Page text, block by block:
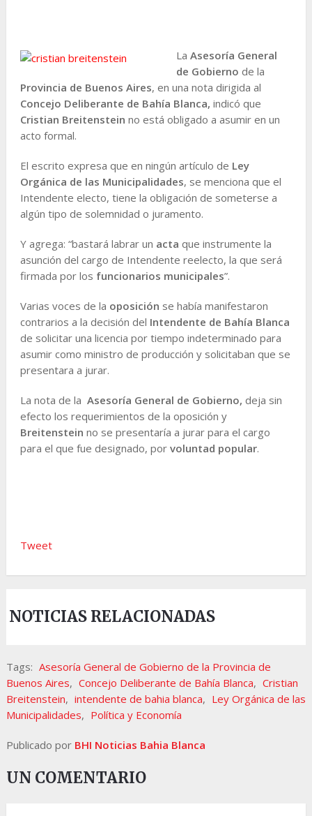
La Asesoría General
de Gobierno de la
Provincia de Buenos Aires, en una nota dirigida al
Concejo Deliberante de Bahía Blanca, indicó que
Cristian Breitenstein no está obligado a asumir en un
acto formal.
El escrito expresa que en ningún artículo de Ley
Orgánica de las Municipalidades, se menciona que el
Intendente electo, tiene la obligación de someterse a
algún tipo de solemnidad o juramento.
Y agrega: “bastará labrar un acta que instrumente la
asunción del cargo de Intendente reelecto, la que será
firmada por los funcionarios municipales”.
Varias voces de la oposición se había manifestaron
contrarios a la decisión del Intendente de Bahía Blanca
de solicitar una licencia por tiempo indeterminado para
asumir como ministro de producción y solicitaban que se
presentara a jurar.
La nota de la Asesoría General de Gobierno, deja sin
efecto los requerimientos de la oposición y
Breitenstein no se presentaría a jurar para el cargo
para el que fue designado, por voluntad popular.
Tweet
NOTICIAS RELACIONADAS
Tags: Asesoría General de Gobierno de la Provincia de
Buenos Aires, Concejo Deliberante de Bahía Blanca, Cristian
Breitenstein, intendente de bahia blanca, Ley Orgánica de las
Municipalidades, Política y Economía
Publicado por BHI Noticias Bahia Blanca
UN COMENTARIO